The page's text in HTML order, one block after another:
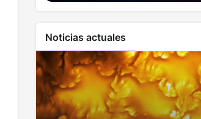
Noticias actuales